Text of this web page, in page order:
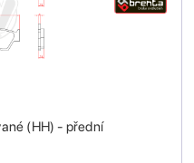
(HH) - přední